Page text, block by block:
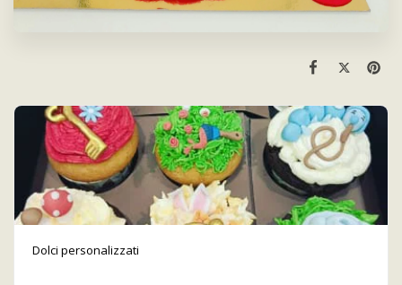
Dolci personalizzati